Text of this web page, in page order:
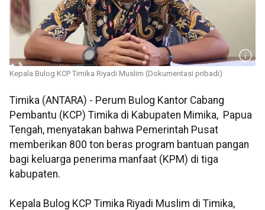
Kepala Bulog KCP Timika Riyadi Muslim (Dokumentasi pribadi)
Timika (ANTARA) - Perum Bulog Kantor Cabang
Pembantu (KCP) Timika di Kabupaten Mimika, Papua
Tengah, menyatakan bahwa Pemerintah Pusat
memberikan 800 ton beras program bantuan pangan
bagi keluarga penerima manfaat (KPM) di tiga
kabupaten.
Kepala Bulog KCP Timika Riyadi Muslim di Timika,